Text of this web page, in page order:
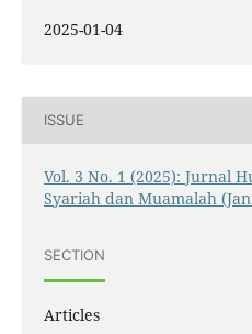
2025-01-04
ISSUE
Vol. 3 No. 1 (2025): Jurnal
Syariah dan Muamalah
SECTION
Articles